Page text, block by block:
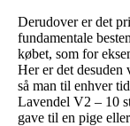
Derudover er det
fundamentale
købet, som for
Her er det
så man til enhver
Lavendel V2 – 10
gave til en pige